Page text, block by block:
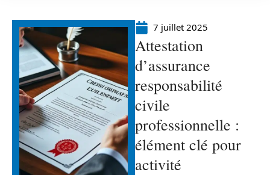
7 juillet 2025
Attestation
d’assurance
responsabilité
civile
professionnelle :
élément clé pour
activité